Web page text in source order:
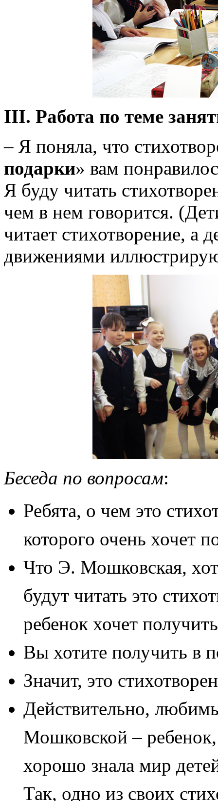
III. Работа по теме
– Я поняла, что
подарки» вам
Я буду читать
чем в нем говорится.
читает стихотворение, а
движениями
Беседа по вопросам:
Ребята, о чем это
которого очень хочет
Что Э. Мошковская,
будут читать это
ребенок хочет
Вы хотите получить в
Значит, это
Действительно,
Мошковской –
хорошо знала мир
Так, одно из своих